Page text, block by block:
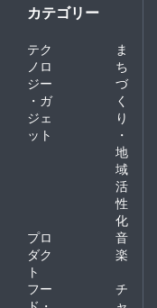
カテゴリー
テク
ノロ
ジー
・ガ
ジェ
ット
ま
ち
づ
く
り
・
地
域
活
性
化
プロ
ダク
ト
音
楽
フー
チ